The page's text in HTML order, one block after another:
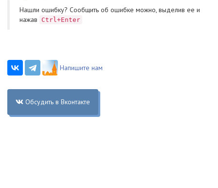
Нашли ошибку? Cообщить об ошибке можно, выделив ее и
нажав
Ctrl+Enter
Напишите нам
Обсудить в Вконтакте